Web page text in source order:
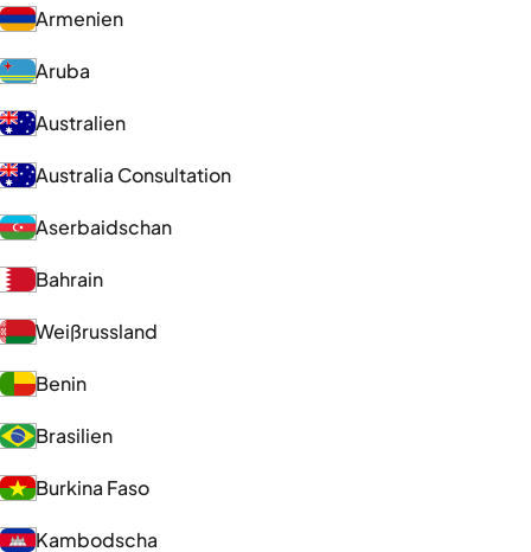
Armenien
Aruba
Australien
Australia Consultation
Aserbaidschan
Bahrain
Weißrussland
Benin
Brasilien
Burkina Faso
Kambodscha